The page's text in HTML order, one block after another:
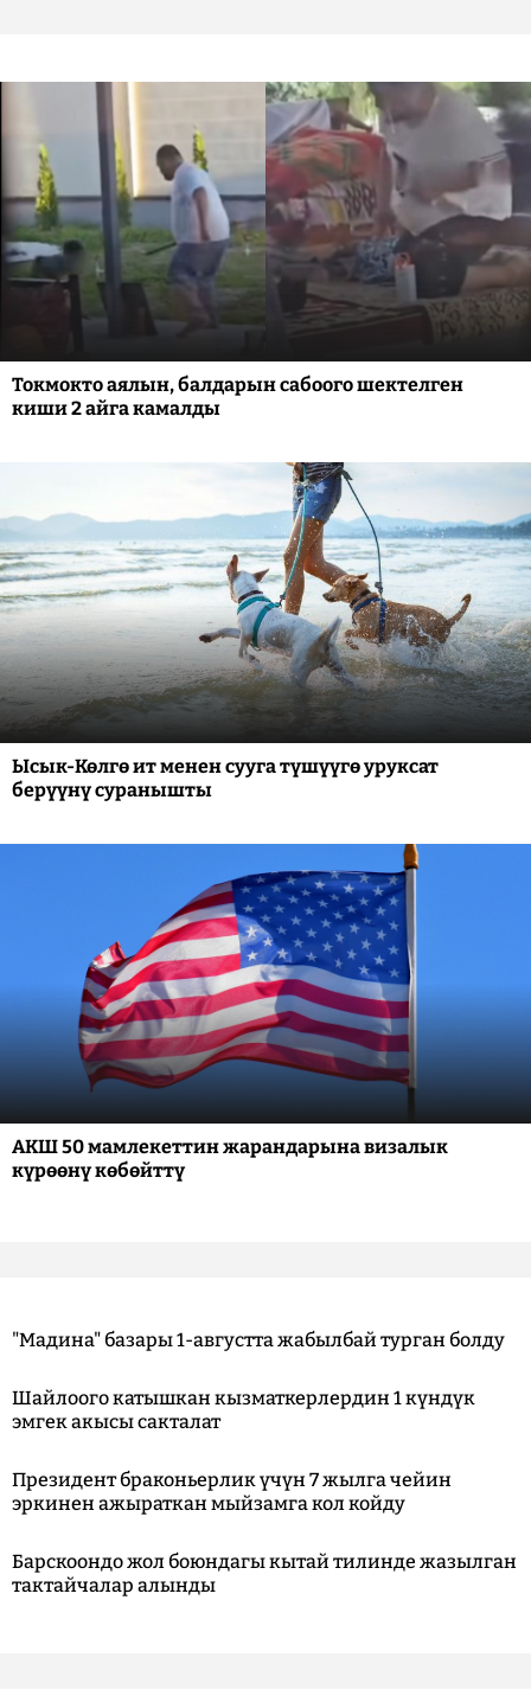
Токмокто аялын, балдарын сабоого шектелген
киши 2 айга камалды
Ысык-Көлгө ит менен сууга түшүүгө уруксат
берүүнү суранышты
АКШ 50 мамлекеттин жарандарына визалык
күрөөнү көбөйттү
"Мадина" базары 1-августта жабылбай турган болду
Шайлоого катышкан кызматкерлердин 1 күндүк
эмгек акысы сакталат
Президент браконьерлик үчүн 7 жылга чейин
эркинен ажыраткан мыйзамга кол койду
Барскоондо жол боюндагы кытай тилинде жазылган
тактайчалар алынды